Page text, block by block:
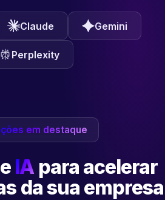
Claude Gemini
Perplexity
em destaque
IA para acelerar
da sua empresa